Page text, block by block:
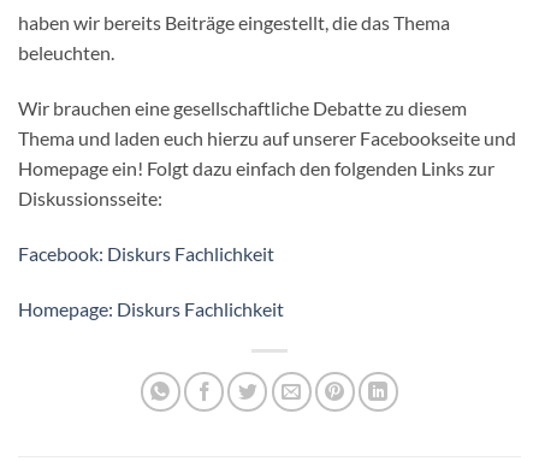
haben wir bereits Beiträge eingestellt, die das Thema
beleuchten.
Wir brauchen eine gesellschaftliche Debatte zu diesem
Thema und laden euch hierzu auf unserer Facebookseite und
Homepage ein! Folgt dazu einfach den folgenden Links zur
Diskussionsseite:
Facebook: Diskurs Fachlichkeit
Homepage: Diskurs Fachlichkeit